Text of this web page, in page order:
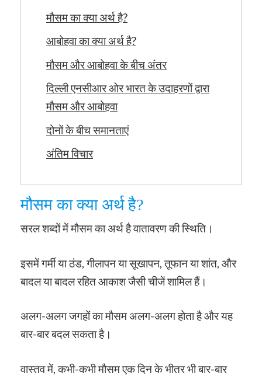
मौसम का क्या अर्थ है?
आबोहवा का क्या अर्थ है?
मौसम और आबोहवा के बीच अंतर
दिल्ली एनसीआर ओर भारत के उदाहरणों द्वारा
मौसम और आबोहवा
दोनों के बीच समानताएं
अंतिम विचार
मौसम का क्या अर्थ है?
सरल शब्दों में मौसम का अर्थ है वातावरण की स्थिति।
इसमें गर्मी या ठंड, गीलापन या सूखापन, तूफान या शांत, और
बादल या बादल रहित आकाश जैसी चीजें शामिल हैं।
अलग-अलग जगहों का मौसम अलग-अलग होता है और यह
बार-बार बदल सकता है।
वास्तव में, कभी-कभी मौसम एक दिन के भीतर भी बार-बार